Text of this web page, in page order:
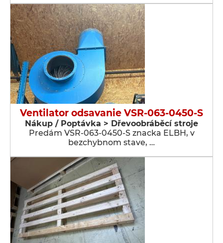
Ventilator odsavanie VSR-063-0450-S
Nákup / Poptávka > Dřevoobráběcí stroje
Predám VSR-063-0450-S znacka ELBH, v
bezchybnom stave, …